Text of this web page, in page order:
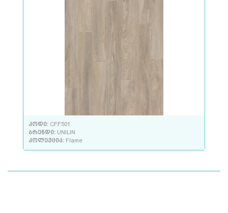
კოდი: CFF501
ბრენდი: UNILIN
კოლექცია: Flame